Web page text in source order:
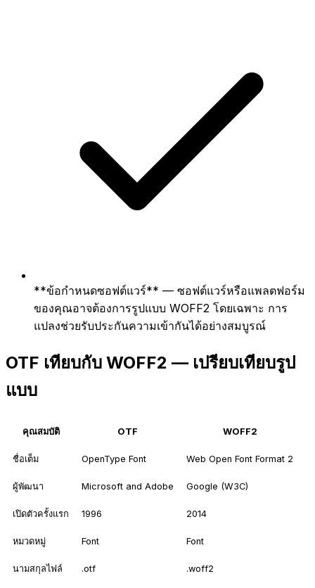
**ข้อกำหนดซอฟต์แวร์** — ซอฟต์แวร์หรือแพลตฟอร์ม
ของคุณอาจต้องการรูปแบบ WOFF2 โดยเฉพาะ การ
แปลงช่วยรับประกันความเข้ากันได้อย่างสมบูรณ์
OTF เทียบกับ WOFF2 — เปรียบเทียบรูป
แบบ
คุณสมบัติ OTF WOFF2
ชื่อเต็ม OpenType Font Web Open Font Format 2
ผู้พัฒนา Microsoft and Adobe Google (W3C)
เปิดตัวครั้งแรก 1996 2014
หมวดหมู่ Font Font
นามสกุลไฟล์ .otf .woff2